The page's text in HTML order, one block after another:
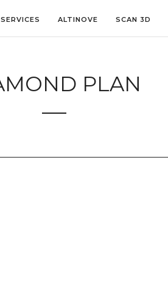
SERVICES ALTINOVE SCAN 3D
PLAN